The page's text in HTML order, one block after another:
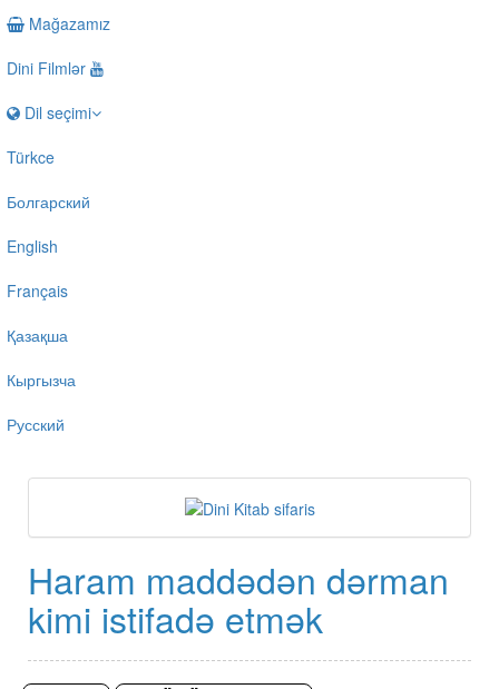
Mağazamız
Dini Filmlər
Dil seçimi
Türkce
Болгарский
English
Français
Қазақша
Кыргызча
Русский
Haram maddədən dərman
kimi istifadə etmək